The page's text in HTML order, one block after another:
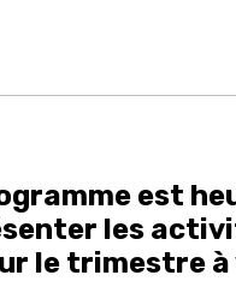
est
les
le trimestre à